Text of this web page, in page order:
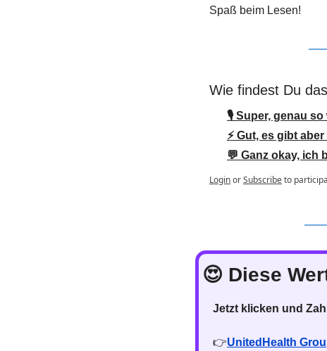
Spaß beim Lesen!
Wie findest Du
🎙️ Super, genau
⚡ Gut, es gibt
💬 Ganz okay, ich
LoginorSubscribeto
😍 Diese
Jetzt klicken und
👉UnitedHealth